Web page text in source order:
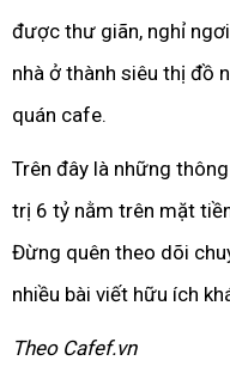
được thư giãn, nghỉ
nhà ở thành siêu thị đồ
quán cafe.
Trên đây là những
trị 6 tỷ nằm trên mặt
Đừng quên theo dõi
nhiều bài viết hữu ích
Theo Cafef.vn